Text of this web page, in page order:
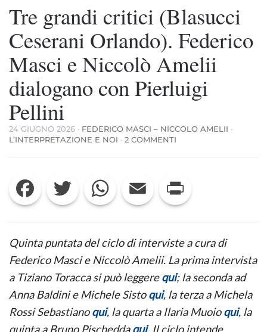
Tre grandi critici (Blasucci
Ceserani Orlando). Federico
Masci e Niccolò Amelii
dialogano con Pierluigi
Pellini
24 GIUGNO 2026 · FEDERICO MASCI – NICCOLO AMELII ·
L’INTERPRETAZIONE E NOI · 2 COMMENTI
GRANDI
(BLASUCCI
CESERANI
ORLANDO).
MASCI
NICCOLÒ
AMELII
DIALOGANO
CON
PIERLUIGI
PELLINI
Facebook Twitter WhatsApp Email
Quinta puntata del ciclo di interviste a cura di
Federico Masci e Niccolò Amelii. La prima intervista
a Tiziano Toracca si può leggerequi; la seconda ad
Anna Baldini e Michele Sistoqui, la terza a Michela
Rossi Sebastianoqui, la quarta a Ilaria Muoioqui, la
quinta a Bruno Pischeddaqui. Il ciclo intende